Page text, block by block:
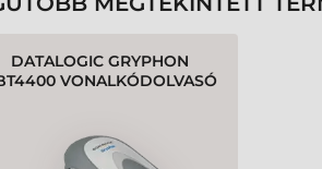
DATALOGIC GRYPHON
VONALKÓDOLVASÓ